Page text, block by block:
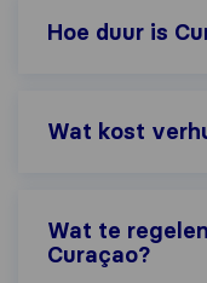
Hoe duur is
Wat kost
Wat te
Curaçao?